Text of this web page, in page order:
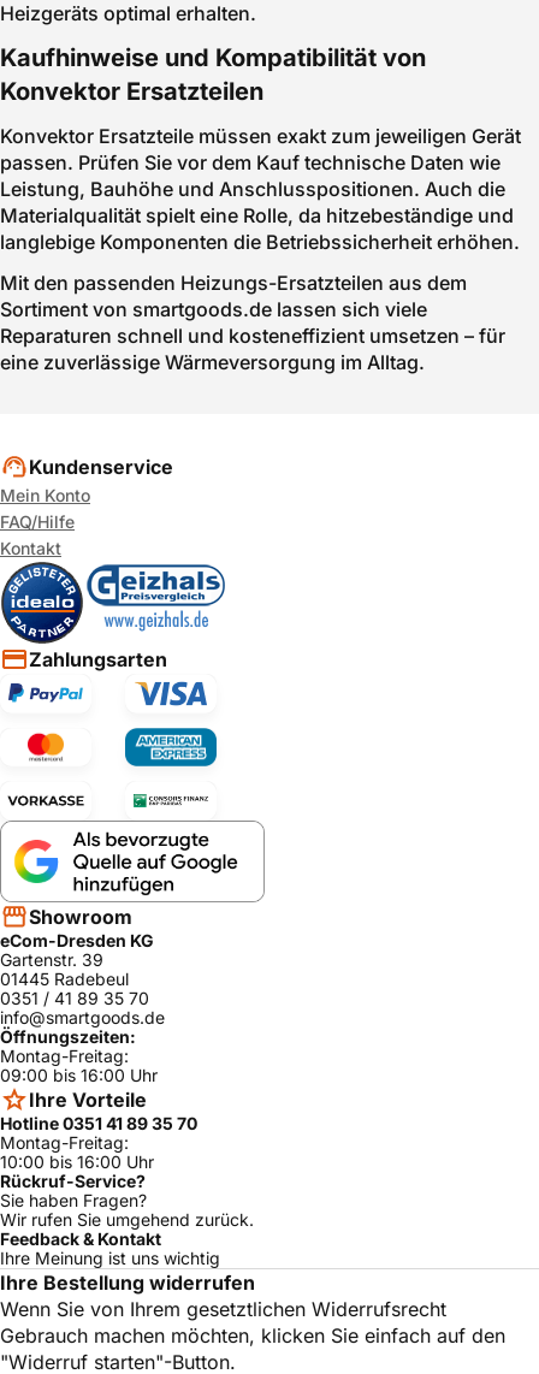
Heizgeräts optimal erhalten.
Kaufhinweise und Kompatibilität von
Konvektor Ersatzteilen
Konvektor Ersatzteile müssen exakt zum jeweiligen Gerät
passen. Prüfen Sie vor dem Kauf technische Daten wie
Leistung, Bauhöhe und Anschlusspositionen. Auch die
Materialqualität spielt eine Rolle, da hitzebeständige und
langlebige Komponenten die Betriebssicherheit erhöhen.
Mit den passenden Heizungs-Ersatzteilen aus dem
Sortiment von smartgoods.de lassen sich viele
Reparaturen schnell und kosteneffizient umsetzen – für
eine zuverlässige Wärmeversorgung im Alltag.
Kundenservice
Mein Konto
FAQ/Hilfe
Kontakt
Zahlungsarten
Showroom
eCom-Dresden KG
Gartenstr. 39
01445 Radebeul
0351 / 41 89 35 70
info@smartgoods.de
Öffnungszeiten:
Montag-Freitag:
09:00 bis 16:00 Uhr
Ihre Vorteile
Hotline 0351 41 89 35 70
Montag-Freitag:
10:00 bis 16:00 Uhr
Rückruf-Service?
Sie haben Fragen?
Wir rufen Sie umgehend zurück.
Feedback & Kontakt
Ihre Meinung ist uns wichtig
Ihre Bestellung widerrufen
Wenn Sie von Ihrem gesetztlichen Widerrufsrecht
Gebrauch machen möchten, klicken Sie einfach auf den
"Widerruf starten"-Button.